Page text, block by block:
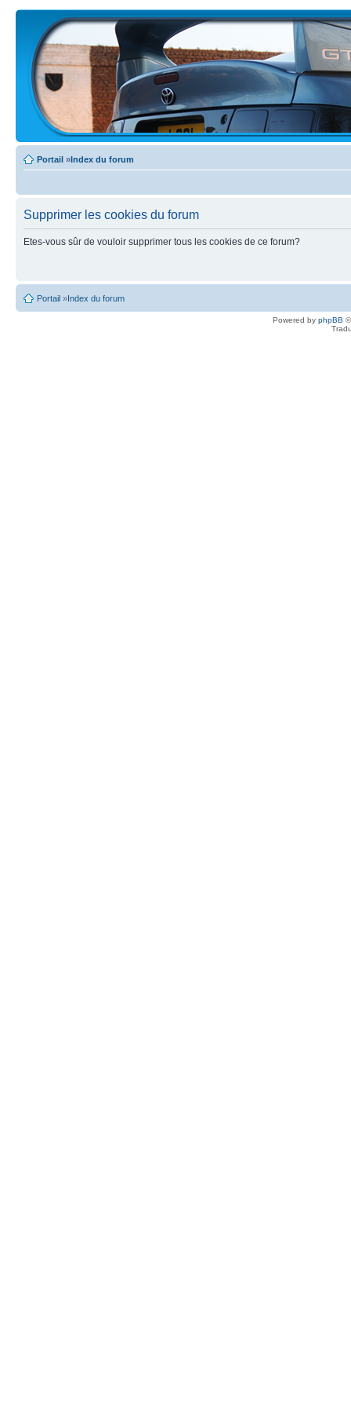
Portail »Index du forum
Supprimer les cookies du forum
Etes-vous sûr de vouloir supprimer tous les cookies de ce forum?
Portail »Index du forum
Powered by phpBB